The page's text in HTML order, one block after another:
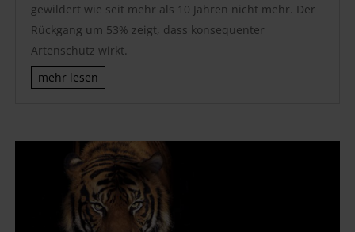
gewildert wie seit mehr als 10 Jahren nicht mehr. Der
Rückgang um 53% zeigt, dass konsequenter
Artenschutz wirkt.
mehr lesen